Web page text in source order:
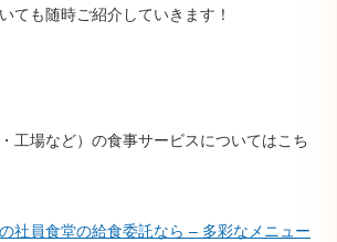
ても随時ご紹介していきます！
工場など）の食事サービスについてはこち
社員食堂の給食委託なら – 多彩なメニュー